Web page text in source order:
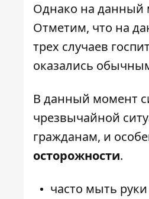
Однако на данный
Отметим, что на
трех случаев
оказались
В данный момент
чрезвычайной
гражданам, и
осторожности.
часто мыть